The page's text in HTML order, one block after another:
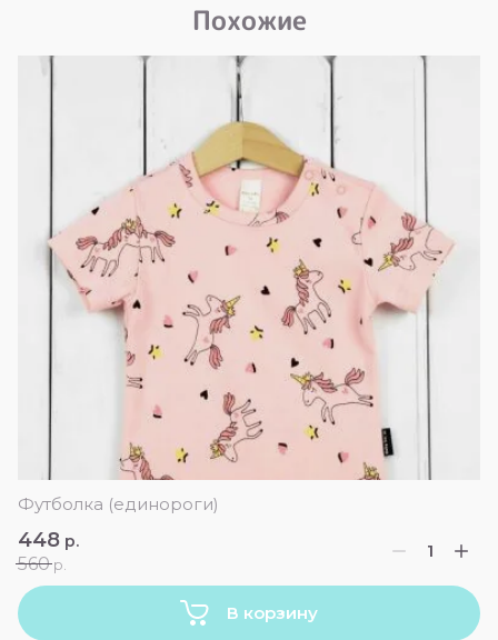
Похожие
Футболка (единороги)
560 р.
448 р.
В корзину